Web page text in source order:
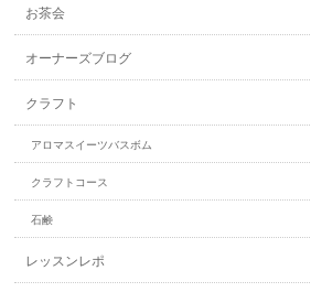
お茶会
オーナーズブログ
クラフト
アロマスイーツバスボム
クラフトコース
石鹸
レッスンレポ